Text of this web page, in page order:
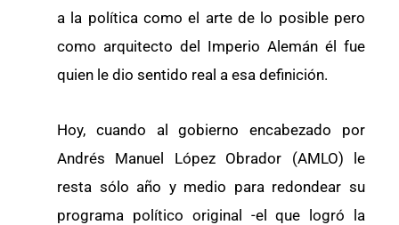
a la política como el arte de lo posible pero
como arquitecto del Imperio Alemán él fue
quien le dio sentido real a esa definición.
Hoy, cuando al gobierno encabezado por
Andrés Manuel López Obrador (AMLO) le
resta sólo año y medio para redondear su
programa político original -el que logró la